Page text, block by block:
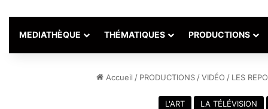
MEDIATHÈQUE THÉMATIQUES PRODUCTIONS
Accueil / PRODUCTIONS/VIDÉO / LES
L'ART LA TÉLÉVISION